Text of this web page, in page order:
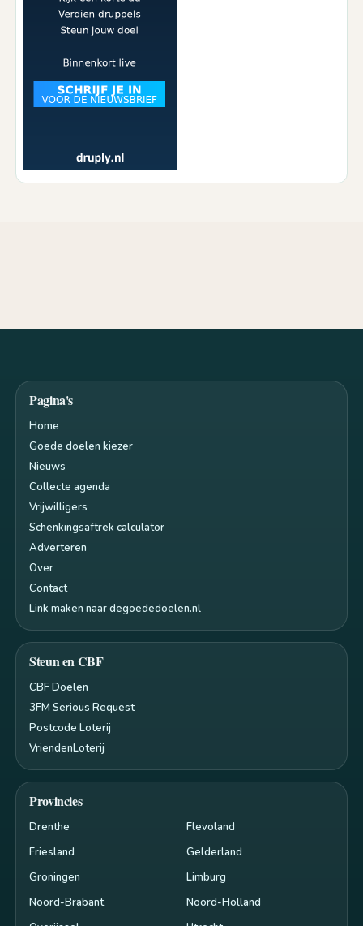
Pagina's
Home
Goede doelen kiezer
Nieuws
Collecte agenda
Vrijwilligers
Schenkingsaftrek calculator
Adverteren
Over
Contact
Link maken naar degoededoelen.nl
Steun en CBF
CBF Doelen
3FM Serious Request
Postcode Loterij
VriendenLoterij
Provincies
Drenthe
Flevoland
Friesland
Gelderland
Groningen
Limburg
Noord-Brabant
Noord-Holland